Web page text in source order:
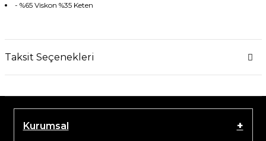
- %65 Viskon %35 Keten
Taksit Seçenekleri
Kurumsal